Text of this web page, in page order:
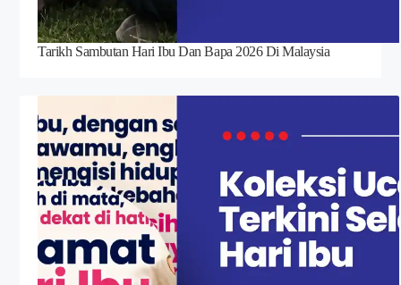
Tarikh Sambutan Hari Ibu Dan Bapa 2026 Di Malaysia